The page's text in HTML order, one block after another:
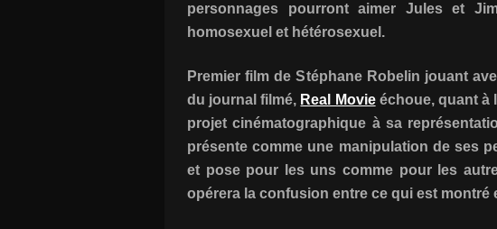
personnages pourront aimer Jules et
homosexuel et hétérosexuel.
Premier film de Stéphane Robelin jouant
du journal filmé, Real Movie échoue, quant à
projet cinématographique à sa
présente comme une manipulation de ses
et pose pour les uns comme pour les
opérera la confusion entre ce qui est montré